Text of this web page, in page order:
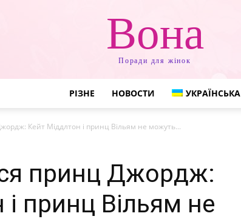
Вона
Поради для жінок
РІЗНЕ НОВОСТИ УКРАЇНСЬКА
Кейт Міддлтон і принц Вільям не можуть...
принц Джордж:
принц Вільям не